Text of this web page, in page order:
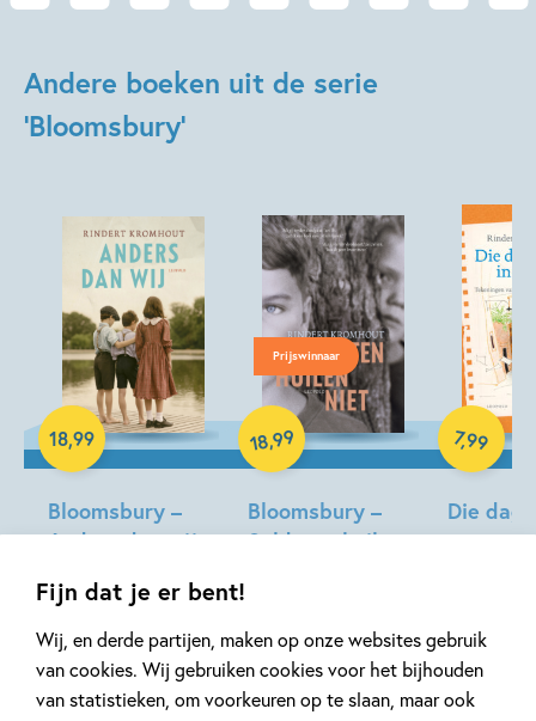
Fijn dat je er bent!
Wij, en derde partijen, maken op onze websites gebruik
van cookies. Wij gebruiken cookies voor het bijhouden
van statistieken, om voorkeuren op te slaan, maar ook
Andere boeken uit de serie
'Bloomsbury'
Bloomsbury –
Anders dan wij
18,99
Paperback
Prijswinnaar
Bloomsbury –
Soldaten huilen
18,99
Paperback
Die dag
augustus
Haeringen
7,99
E-book